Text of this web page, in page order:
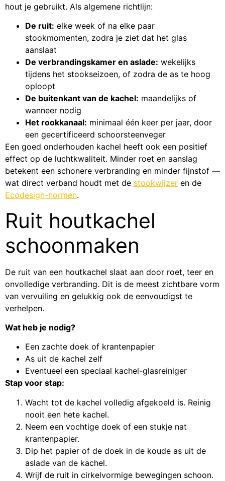
hout je gebruikt. Als algemene richtlijn:
De ruit: elke week of na elke paar
stookmomenten, zodra je ziet dat het glas
aanslaat
De verbrandingskamer en aslade: wekelijks
tijdens het stookseizoen, of zodra de as te hoog
oploopt
De buitenkant van de kachel: maandelijks of
wanneer nodig
Het rookkanaal: minimaal één keer per jaar, door
een gecertificeerd schoorsteenveger
Een goed onderhouden kachel heeft ook een positief
effect op de luchtkwaliteit. Minder roet en aanslag
betekent een schonere verbranding en minder fijnstof —
wat direct verband houdt met de stookwijzer en de
Ecodesign-normen.
Ruit houtkachel
schoonmaken
De ruit van een houtkachel slaat aan door roet, teer en
onvolledige verbranding. Dit is de meest zichtbare vorm
van vervuiling en gelukkig ook de eenvoudigst te
verhelpen.
Wat heb je nodig?
Een zachte doek of krantenpapier
As uit de kachel zelf
Eventueel een speciaal kachel-glasreiniger
Stap voor stap:
Wacht tot de kachel volledig afgekoeld is. Reinig
nooit een hete kachel.
Neem een vochtige doek of een stukje nat
krantenpapier.
Dip het papier of de doek in de koude as uit de
aslade van de kachel.
Wrijf de ruit in cirkelvormige bewegingen schoon.